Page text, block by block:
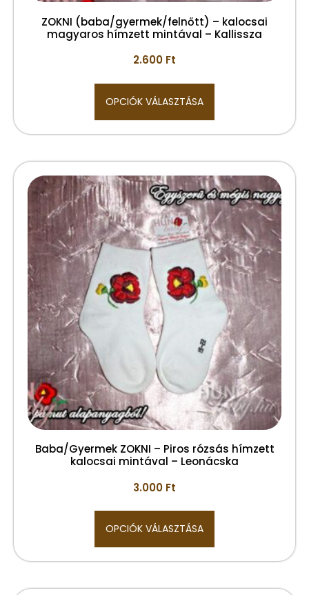
ZOKNI (baba/gyermek/felnőtt) – kalocsai
magyaros hímzett mintával – Kallissza
2.600 Ft
OPCIÓK VÁLASZTÁSA
Baba/Gyermek ZOKNI – Piros rózsás hímzett
kalocsai mintával – Leonácska
3.000 Ft
OPCIÓK VÁLASZTÁSA